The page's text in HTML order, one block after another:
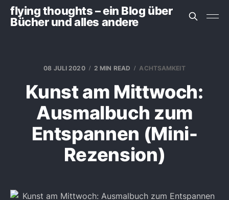
flying thoughts – ein Blog über
Bücher und alles andere
08 JULI 2020 2 MIN READ ACHTSAMKEIT
Kunst am Mittwoch:
Ausmalbuch zum
Entspannen (Mini-
Rezension)